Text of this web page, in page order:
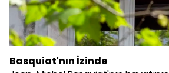
Basquiat'nın İzinde